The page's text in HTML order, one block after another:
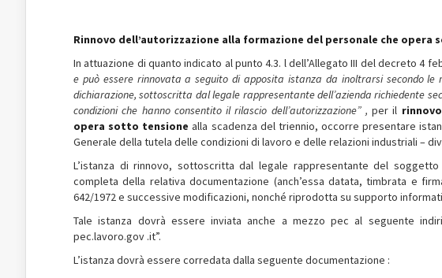
Rinnovo dell’autorizzazione alla formazione del personale che
In attuazione di quanto indicato al punto 4.3. l dell’Allegato III del decreto 4
e può essere rinnovata a seguito di apposita istanza da inoltrarsi secondo le
dichiarazione, sottoscritta dal legale rappresentante dell’azienda richiedente
condizioni che hanno consentito il rilascio dell’autorizzazione” , per il
opera sotto tensionealla scadenza del triennio, occorre presentare
Generale della tutela delle condizioni di lavoro e delle relazioni industriali –
L’istanza di rinnovo, sottoscritta dal legale rappresentante del
completa della relativa documentazione (anch’essa datata, timbrata e
642/1972 e successive modificazioni, nonché riprodotta su supporto
Tale istanza dovrà essere inviata anche a mezzo pec al seguente
pec.lavoro.gov .it”.
L’istanza dovrà essere corredata dalla seguente documentazione :